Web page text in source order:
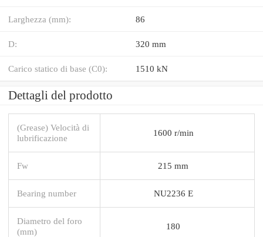
Larghezza (mm): 86
D: 320 mm
Carico statico di base (C0): 1510 kN
Dettagli del prodotto
(Grease) Velocità di
lubrificazione
1600 r/min
Fw 215 mm
Bearing number NU2236 E
Diametro del foro
(mm)
180